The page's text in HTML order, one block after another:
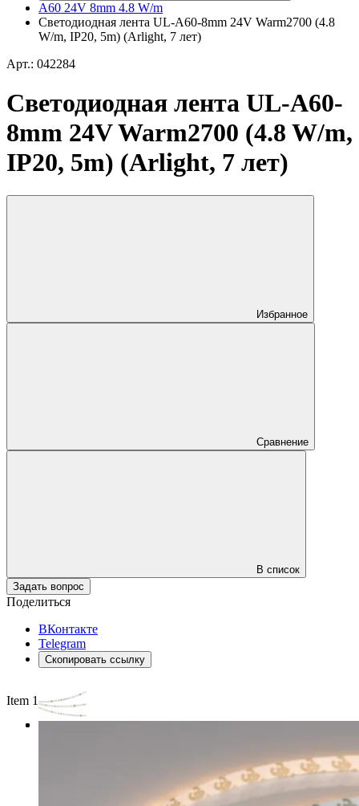
A60 24V 8mm 4.8 W/m
Светодиодная лента UL-A60-8mm 24V Warm2700 (4.8
W/m, IP20, 5m) (Arlight, 7 лет)
Арт.: 042284
Светодиодная лента UL-A60-
8mm 24V Warm2700 (4.8 W/m,
IP20, 5m) (Arlight, 7 лет)
Избранное
Сравнение
В список
Задать вопрос
Поделиться
ВКонтакте
Telegram
Скопировать ссылку
Item 1 of 3